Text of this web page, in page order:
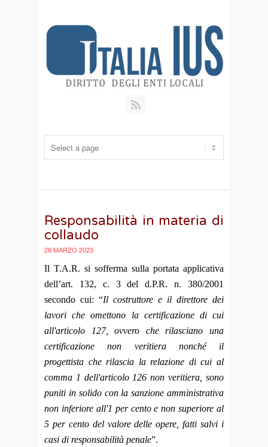
Responsabilità in materia di
collaudo
28 MARZO 2023
Il T.A.R. si sofferma sulla portata applicativa
dell’art. 132, c. 3 del d.P.R. n. 380/2001
secondo cui: “Il costruttore e il direttore dei
lavori che omettono la certificazione di cui
all'articolo 127, ovvero che rilasciano una
certificazione non veritiera nonché il
progettista che rilascia la relazione di cui al
comma 1 dell'articolo 126 non veritiera, sono
puniti in solido con la sanzione amministrativa
non inferiore all'1 per cento e non superiore al
5 per cento del valore delle opere, fatti salvi i
casi di responsabilità penale”.